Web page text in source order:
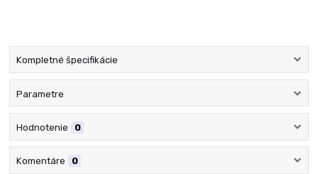
Kompletné špecifikácie
Parametre
Hodnotenie 0
Komentáre 0